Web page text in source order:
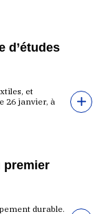
d’études
et
26 janvier, à
premier
durable.